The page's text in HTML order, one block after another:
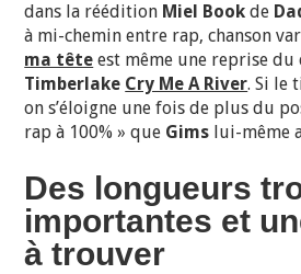
dans la réédition Miel Book de
à mi-chemin entre rap, chanson
ma tête est même une reprise du
Timberlake Cry Me A River. Si le
on s’éloigne une fois de plus du
rap à 100% » que Gims lui-même
Des longueurs
importantes et
à trouver